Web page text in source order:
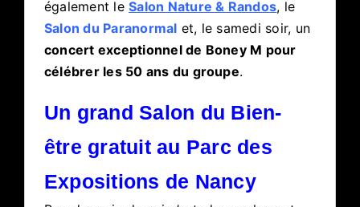
également leSalon Nature & Randos, le
Salon du Paranormal et, le samedi soir, un
concert exceptionnel de Boney M pour
célébrer les 50 ans du groupe.
Un grand Salon du Bien-
être gratuit au Parc des
Expositions de Nancy